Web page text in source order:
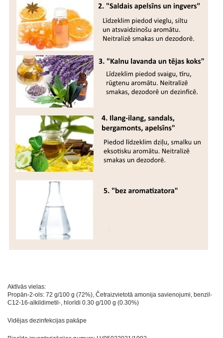
Aktīvās vielas:
Propān-2-ols: 72 g/100 g (72%), Četraizvietotā amonija savienojumi, benzil-
C12-16-alkildimetil-, hlorīdi 0.30 g/100 g (0.30%)
Vidējas dezinfekcijas pakāpe